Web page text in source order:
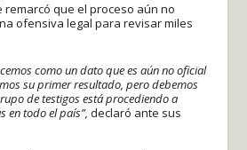
que el proceso aún no
ofensiva legal para revisar miles
como un dato que es aún no oficial
su primer resultado, pero debemos
de testigos está procediendo a
en todo el país”, declaró ante sus